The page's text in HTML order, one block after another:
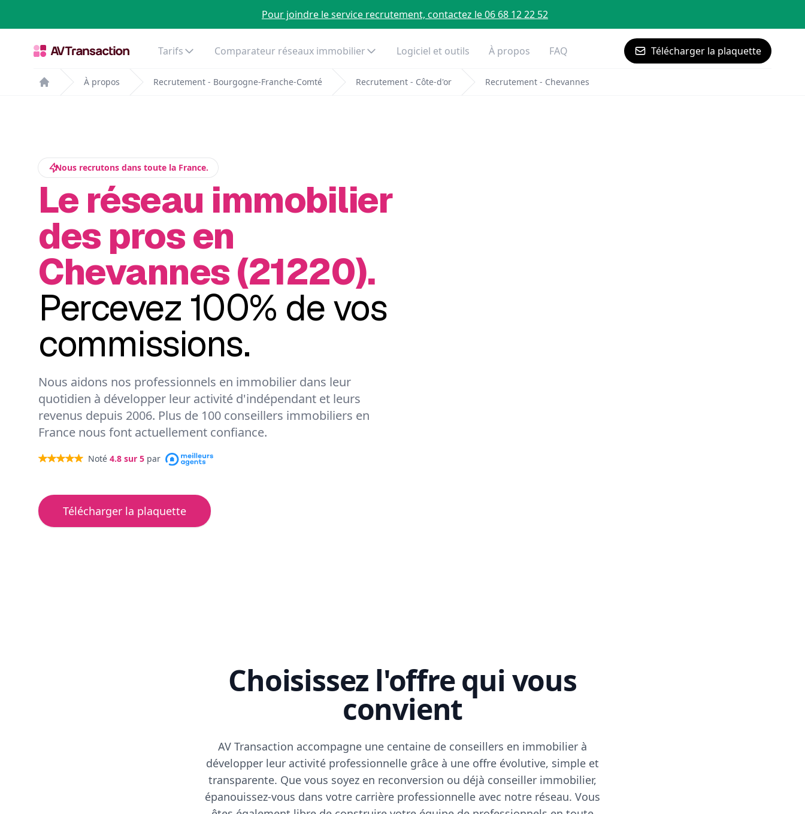
Pour joindre le service recrutement, contactez le 06 68 12 22 52
Tarifs Comparateur réseaux immobilier Logiciel et outils À propos FAQ Télécharger la plaquette
Home
À propos Recrutement - Bourgogne-Franche-Comté Recrutement - Côte-d'or Recrutement - Chevannes
Nous recrutons dans toute la France.
Le réseau immobilier
des pros en
Chevannes (21220).
Percevez 100% de vos
commissions.
Nous aidons nos professionnels en immobilier dans leur
quotidien à développer leur activité d'indépendant et leurs
revenus depuis 2006. Plus de 100 conseillers immobiliers en
France nous font actuellement confiance.
Noté 4.8 sur 5 par
Télécharger la plaquette
Choisissez l'offre qui vous
convient
AV Transaction accompagne une centaine de conseillers en immobilier à
développer leur activité professionnelle grâce à une offre évolutive, simple et
transparente. Que vous soyez en reconversion ou déjà conseiller immobilier,
épanouissez-vous dans votre carrière professionnelle avec notre réseau. Vous